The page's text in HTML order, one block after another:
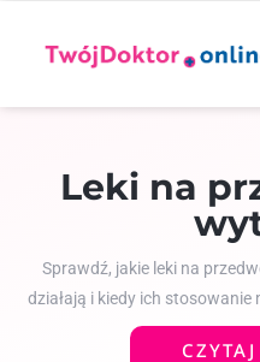
Leki na
Sprawdź, jakie leki na
działają i kiedy ich